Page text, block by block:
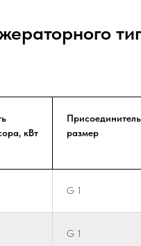
кВт
размер
G 1
G 1